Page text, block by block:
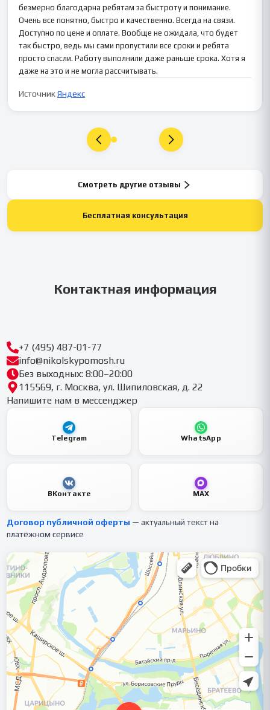
безмерно благодарна ребятам за быстроту и понимание.
Очень все понятно, быстро и качественно. Всегда на связи.
Доступно по цене и оплате. Вообще не ожидала, что будет
так быстро, ведь мы сами пропустили все сроки и ребята
просто спасли. Работу выполнили даже раньше срока. Хотя я
даже на это и не могла рассчитывать.
ИсточникЯндекс
Смотреть другие отзывы
Бесплатная консультация
Контактная информация
+7 (495) 487-01-77
info@nikolskypomosh.ru
Без выходных: 8:00–20:00
115569, г. Москва, ул. Шипиловская, д. 22
Напишите нам в мессенджер
Telegram WhatsApp
ВКонтакте MAX
Договор публичной оферты — актуальный текст на
платёжном сервисе